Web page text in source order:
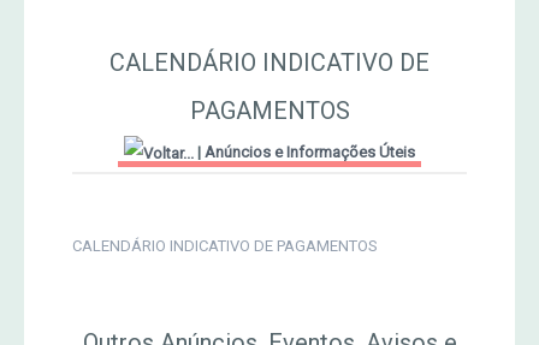
Jornal Agricultor 2000
MERCADO AGRÍCOLA DE SANTANA
CALENDÁRIO INDICATIVO DE
PAGAMENTOS
| Anúncios e Informações Úteis
CALENDÁRIO INDICATIVO DE PAGAMENTOS